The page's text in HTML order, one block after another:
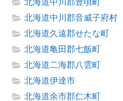
北海道中川郡豊頃町
北海道中川郡音威子府村
北海道久遠郡せたな町
北海道亀田郡七飯町
北海道二海郡八雲町
北海道伊達市
北海道余市郡仁木町